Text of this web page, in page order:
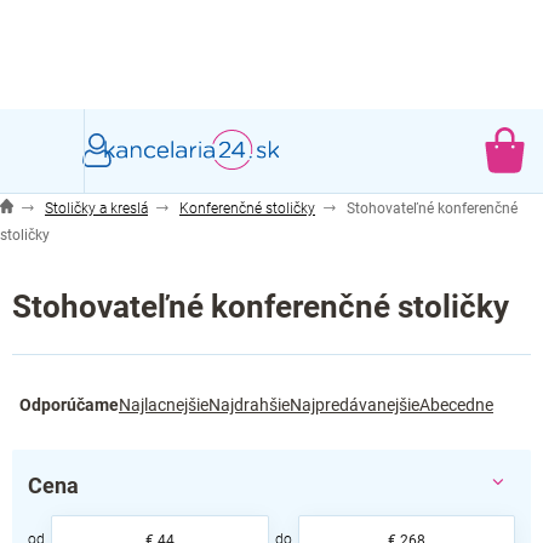
Stoličky a kreslá Konferenčné stoličky
Stohovateľné konferenčné
stoličky
Stohovateľné konferenčné stoličky
a
n
OdporúčameNajlacnejšieNajdrahšieNajpredávanejšieAbecedne
Cena